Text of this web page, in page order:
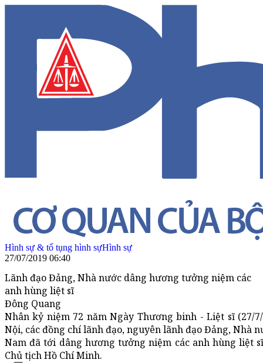
Hình sự & tố tụng hình sựHình sự
27/07/2019 06:40
Lãnh đạo Đảng, Nhà nước dâng hương tưởng niệm các
anh hùng liệt sĩ
Đông Quang
Nhân kỷ niệm 72 năm Ngày Thương binh - Liệt sĩ (27/7/
Nội, các đồng chí lãnh đạo, nguyên lãnh đạo Đảng, Nhà
Nam đã tới dâng hương tưởng niệm các anh hùng liệt
Chủ tịch Hồ Chí Minh.